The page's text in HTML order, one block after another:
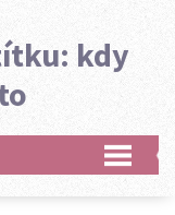
kdy